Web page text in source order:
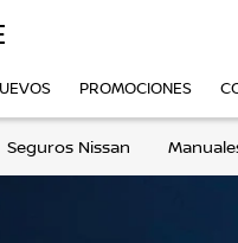
PROMOCIONES
Seguros Nissan